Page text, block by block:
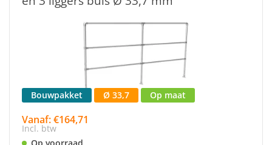
Bouwpakket Ø 33,7 Op maat
Vanaf: €164,71
Incl. btw